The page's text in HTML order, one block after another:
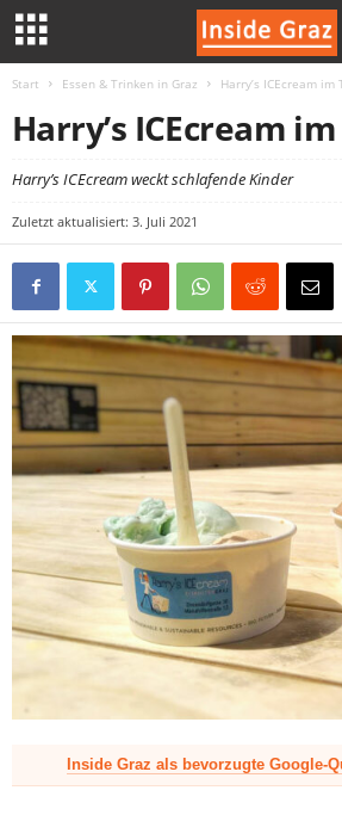
i
Start Essen & Trinken in Graz Harry’s ICEcream im
Harry’s ICEcream
Harry’s ICEcream weckt schlafende Kinder
Zuletzt aktualisiert: 3. Juli 2021
Inside Graz als bevorzugte Google-